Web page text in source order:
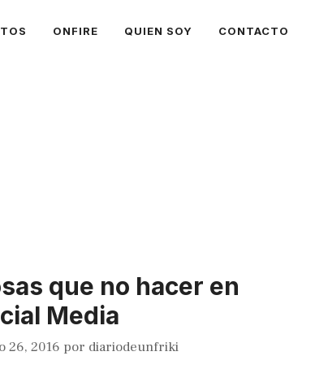
ONFIRE QUIEN SOY CONTACTO
que no hacer en
Media
26, 2016 por diariodeunfriki